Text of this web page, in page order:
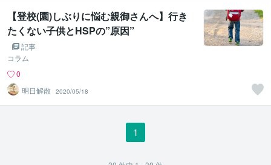
【登校(園)しぶりに悩む親御さんへ】行き
たくない子供とHSPの”原因”
記事
コラム
0
明日解散 2020/05/18
1